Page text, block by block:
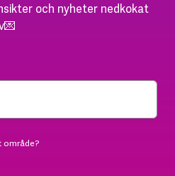
och nyheter nedkokat
område?